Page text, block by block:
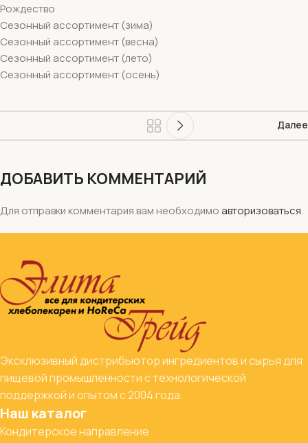
Рождество
Сезонный ассортимент (зима)
Сезонный ассортимент (весна)
Сезонный ассортимент (лето)
Сезонный ассортимент (осень)
Далее
ДОБАВИТЬ КОММЕНТАРИЙ
Для отправки комментария вам необходимоавторизоваться.
Эксклюзивный дистрибьютор ингредиентов и сырья для
пищевой промышленности с технологической
поддержкой и опытом с 2004 года.
Наш каталог
Кондитерское направление